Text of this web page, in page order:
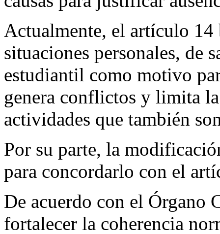
Actualmente, el artículo 14
situaciones personales, de
estudiantil como motivo
genera conflictos y limita
actividades que también
Por su parte, la
para concordarlo con el
De acuerdo con el Órgano
fortalecer la coherencia